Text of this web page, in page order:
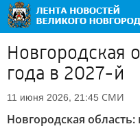
Новгородская
года в 2027-й
11 июня 2026, 21:45 СМИ
Новгородская область: